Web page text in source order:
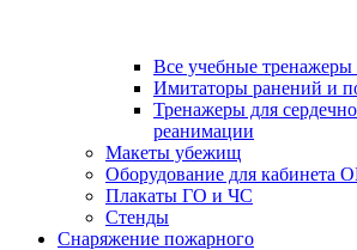
Все учебные
Имитаторы ранений и
Тренажеры для
реанимации
Макеты убежищ
Оборудование для кабинета
Плакаты ГО и ЧС
Стенды
Снаряжение пожарного